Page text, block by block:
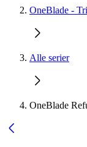
OneBlade -
Alle serier
OneBlade